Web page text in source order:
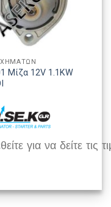
Μίζα 12V 1.1KW
για να δείτε τις